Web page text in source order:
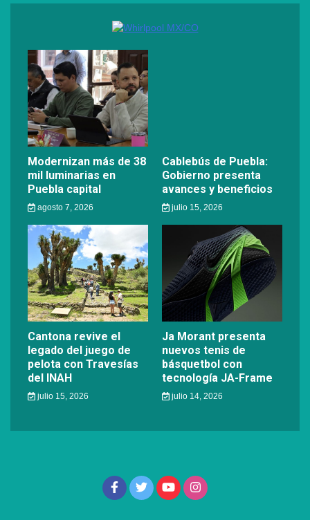
Modernizan más de 38
mil luminarias en
Puebla capital
agosto 7, 2026
Cablebús de Puebla:
Gobierno presenta
avances y beneficios
julio 15, 2026
Cantona revive el
legado del juego de
pelota con Travesías
del INAH
julio 15, 2026
Ja Morant presenta
nuevos tenis de
básquetbol con
tecnología JA-Frame
julio 14, 2026